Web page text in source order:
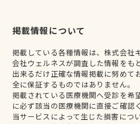
掲載情報について
掲載している各種情報は、株式会社
会社ウェルネスが調査した情報をも
出来るだけ正確な情報掲載に努めて
全に保証するものではありません。
掲載されている医療機関へ受診を希
に必ず該当の医療機関に直接ご確認
当サービスによって生じた損害につ